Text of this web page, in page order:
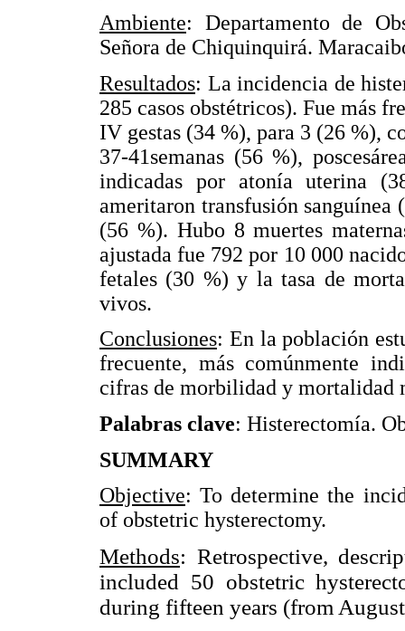
Ambiente: Departamento de
Señora de Chiquinquirá.
Resultados: La incidencia de
285 casos obstétricos). Fue más
IV gestas (34 %), para 3 (26 %),
37-41semanas (56 %),
indicadas por atonía uterina
ameritaron transfusión
(56 %). Hubo 8 muertes
ajustada fue 792 por 10 000
fetales (30 %) y la tasa de
vivos.
Conclusiones: En la población
frecuente, más comúnmente
cifras de morbilidad y mortalidad
Palabras clave: Histerectomía.
SUMMARY
Objective: To determine the
of obstetric hysterectomy.
Methods: Retrospective,
included 50 obstetric
during fifteen years (from